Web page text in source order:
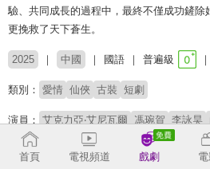
驗、共同成長的過程中，最終不僅成功鏟除
更挽救了天下蒼生。
2025 中國 國語 普遍級
類別： 愛情 仙俠 古裝 短劇
演員： 艾克力亞‧艾尼瓦爾 馮琬賀 李詠昊
導演：
首頁 電視頻道 戲劇